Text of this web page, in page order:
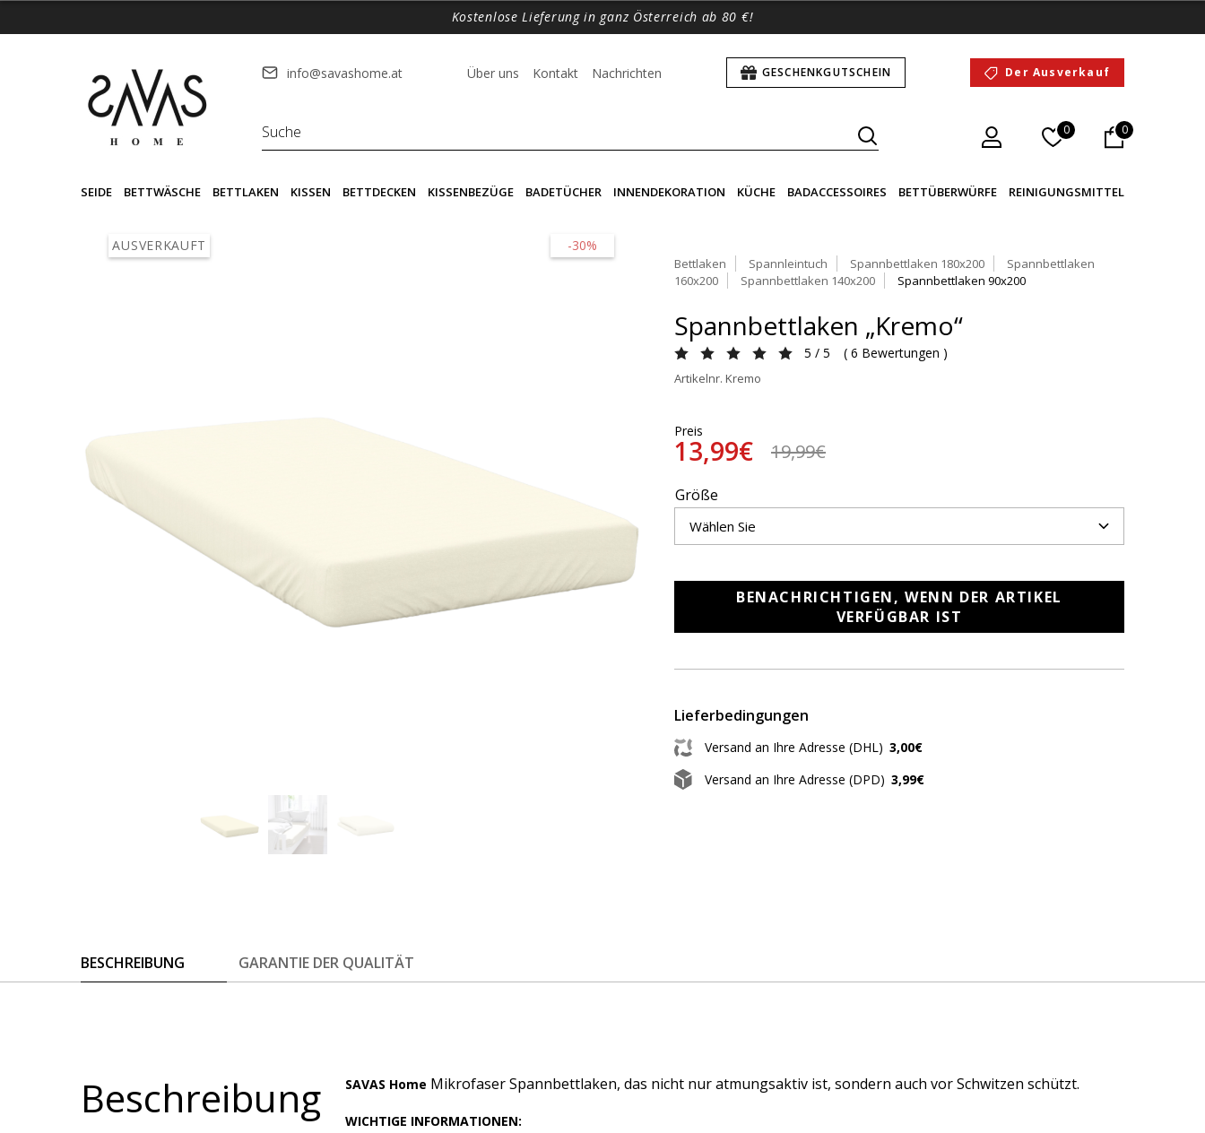
Kostenlose Lieferung in ganz Österreich ab 80 €!
info@savashome.at Über uns Kontakt Nachrichten GESCHENKGUTSCHEIN Der Ausverkauf
0 0
SEIDE BETTWÄSCHE BETTLAKEN KISSEN BETTDECKEN KISSENBEZÜGE BADETÜCHER INNENDEKORATION KÜCHE BADACCESSOIRES BETTÜBERWÜRFE REINIGUNGSMITTEL
-30%
AUSVERKAUFT
Bettlaken Spannleintuch Spannbettlaken 180x200
Spannbettlaken
160x200
Spannbettlaken 140x200 Spannbettlaken 90x200
Spannbettlaken „Kremo“
5 / 5 ( 6 Bewertungen )
Artikelnr. Kremo
Preis
13,99€ 19,99€
Größe
BENACHRICHTIGEN, WENN DER ARTIKEL
VERFÜGBAR IST
Lieferbedingungen
Versand an Ihre Adresse (DHL) 3,00€
Versand an Ihre Adresse (DPD) 3,99€
BESCHREIBUNG GARANTIE DER QUALITÄT
Beschreibung SAVAS Home Mikrofaser Spannbettlaken, das nicht nur atmungsaktiv ist, sondern auch vor Schwitzen schützt.
WICHTIGE INFORMATIONEN: